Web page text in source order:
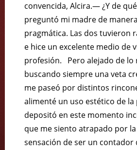
convencida, Alcira.— ¿Y de
preguntó mi madre de
pragmática. Las dos tuvieron
e hice un excelente medio de
profesión. Pero alejado de lo
buscando siempre una veta
me paseó por distintos
alimenté un uso estético de la
depositó en este momento
que me siento atrapado por
sensación de ser un contador